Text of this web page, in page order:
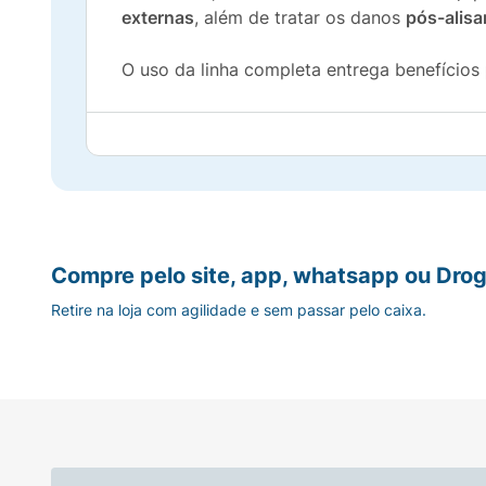
externas, além de tratar os danos pós-
O uso da linha completa entrega benefícios
Recarrega os
Nenhum produto Eudora é testado em
da linha, aplique o condicionador em todo
Benzoato de alquila C12-15; Cloreto de
isopropil) dimônio; Silicone quatérnio-22;
Compre pelo site, app, whatsapp ou
Retire na loja com agilidade e sem passar pelo caixa.